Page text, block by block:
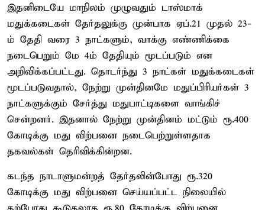
இதனிடையே மாநிலம் முழுவதும் டாஸ்மாக்
மதுக்கடைகள் தேர்தலுக்கு முன்பாக ஏப்.21 முதல் 23-
ம் தேதி வரை 3 நாட்களும், வாக்கு எண்ணிக்கை
நடைபெறும் மே 4ம் தேதியும் மூடப்படும் என
அறிவிக்கப்பட்டது. தொடர்ந்து 3 நாட்கள் மதுக்கடைகள்
மூடப்படுவதால், நேற்று முன்தினமே மதுப்பிரியர்கள் 3
நாட்களுக்கும் சேர்த்து மதுபாட்டிகளை வாங்கிச்
சென்றனர். இதனால் நேற்று முன்தினம் மட்டும் ரூ.400
கோடிக்கு மது விற்பனை நடைபெற்றுள்ளதாக
தகவல்கள் தெரிவிக்கின்றன.
கடந்த நாடாளுமன்றத் தேர்தலின்போது ரூ.320
கோடிக்கு மது விற்பனை செய்யப்பட்ட நிலையில்